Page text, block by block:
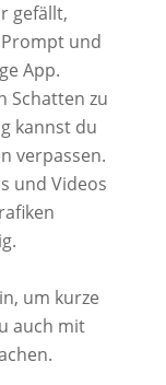
gefällt,
und
App.
Schatten zu
kannst du
verpassen.
und Videos
um kurze
auch mit